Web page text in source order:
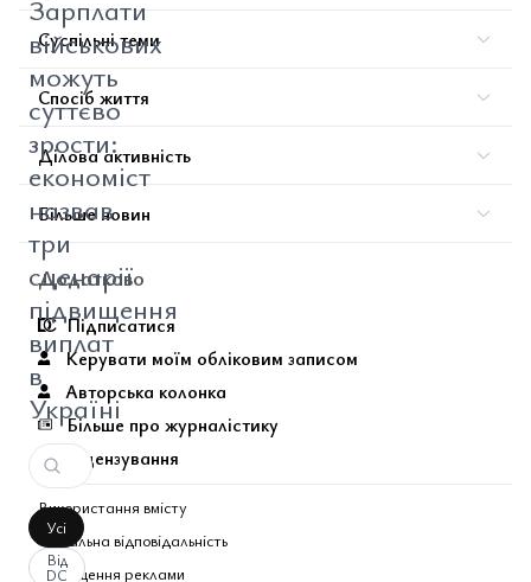
Зарплати
військових
можуть
суттєво
зрости:
економіст
назвав
три
сценарії
підвищення
виплат
в
Україні
Усі
Від
DC
Суспільні теми
Спосіб життя
Ділова активність
Більше новин
Додатково
Підписатися
Керувати моїм обліковим записом
Авторська колонка
Більше про журналістику
Ліцензування
Використання вмісту
Соціальна відповідальність
Розміщення реклами